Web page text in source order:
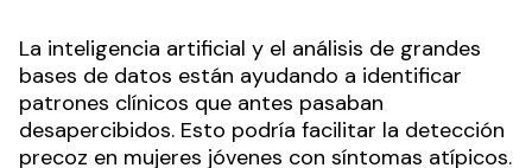
La inteligencia artificial y el análisis de grandes
bases de datos están ayudando a identificar
patrones clínicos que antes pasaban
desapercibidos. Esto podría facilitar la detección
precoz en mujeres jóvenes con síntomas atípicos.